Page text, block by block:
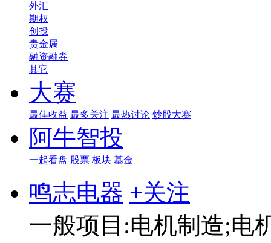
外汇
期权
创投
贵金属
融资融券
其它
大赛
最佳收益 最多关注 最热讨论 炒股大赛
阿牛智投
一起看盘 股票 板块 基金
鸣志电器 +关注
一般项目:电机制造;电